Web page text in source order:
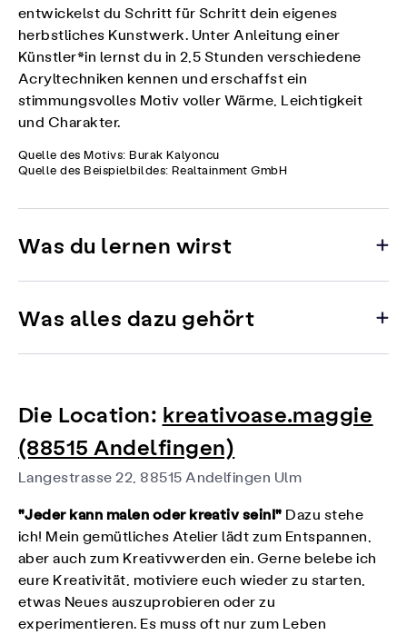
entwickelst du Schritt für Schritt dein eigenes
herbstliches Kunstwerk. Unter Anleitung einer
Künstler*in lernst du in 2,5 Stunden verschiedene
Acryltechniken kennen und erschaffst ein
stimmungsvolles Motiv voller Wärme, Leichtigkeit
und Charakter.
Quelle des Motivs: Burak Kalyoncu
Quelle des Beispielbildes: Realtainment GmbH
Was du lernen wirst
Was alles dazu gehört
Die Location: kreativoase.maggie
(88515 Andelfingen)
Langestrasse 22, 88515 Andelfingen Ulm
"Jeder kann malen oder kreativ sein!" Dazu stehe
ich! Mein gemütliches Atelier lädt zum Entspannen,
aber auch zum Kreativwerden ein. Gerne belebe ich
eure Kreativität, motiviere euch wieder zu starten,
etwas Neues auszuprobieren oder zu
experimentieren. Es muss oft nur zum Leben